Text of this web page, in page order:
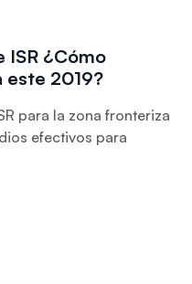
ISR ¿Cómo
2019?
para la zona fronteriza
efectivos para